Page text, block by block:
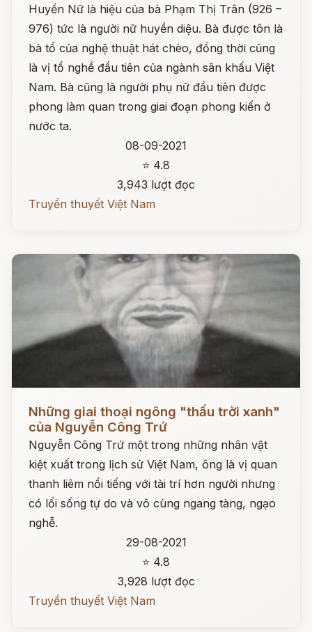
Huyền Nữ là hiệu của bà Phạm Thị Trân (926 –
976) tức là người nữ huyền diệu. Bà được tôn là
bà tổ của nghệ thuật hát chèo, đồng thời cũng
là vị tổ nghề đầu tiên của ngành sân khấu Việt
Nam. Bà cũng là người phụ nữ đầu tiên được
phong làm quan trong giai đoạn phong kiến ở
nước ta.
08-09-2021
⭐ 4.8
3,943 lượt đọc
Truyền thuyết Việt Nam
Những giai thoại ngông "thấu trời xanh"
của Nguyễn Công Trứ
Nguyễn Công Trứ một trong những nhân vật
kiệt xuất trong lịch sử Việt Nam, ông là vị quan
thanh liêm nổi tiếng với tài trí hơn người nhưng
có lối sống tự do và vô cùng ngang tàng, ngạo
nghễ.
29-08-2021
⭐ 4.8
3,928 lượt đọc
Truyền thuyết Việt Nam